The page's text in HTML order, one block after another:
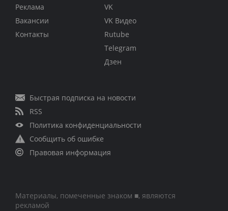
Реклама
Вакансии
Контакты
VK
VK Видео
Rutube
Telegram
Дзен
Быстрая подписка на новости
RSS
Политика конфиденциальности
Сообщить об ошибке
Правовая информация
Материалы, помеченные знаком ■, являются
рекламой